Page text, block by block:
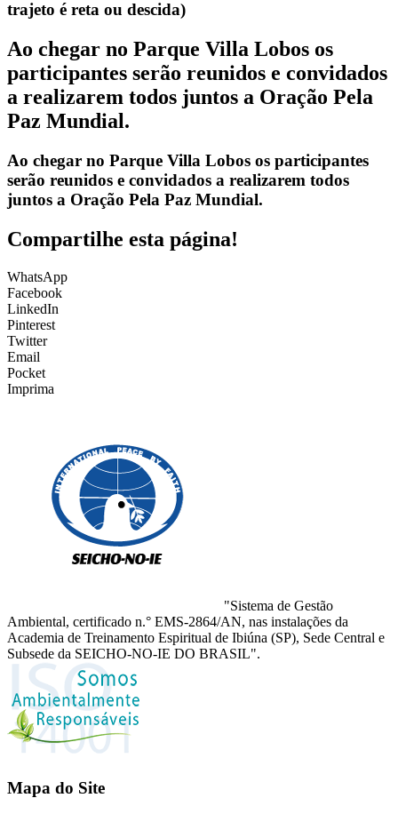
trajeto é reta ou descida)
Ao chegar no Parque Villa Lobos os
participantes serão reunidos e convidados
a realizarem todos juntos a Oração Pela
Paz Mundial.
Ao chegar no Parque Villa Lobos os participantes
serão reunidos e convidados a realizarem todos
juntos a Oração Pela Paz Mundial.
Compartilhe esta página!
WhatsApp
Facebook
LinkedIn
Pinterest
Twitter
Email
Pocket
Imprima
"Sistema de Gestão
Ambiental, certificado n.° EMS-2864/AN, nas instalações da
Academia de Treinamento Espiritual de Ibiúna (SP), Sede Central e
Subsede da SEICHO-NO-IE DO BRASIL".
Mapa do Site